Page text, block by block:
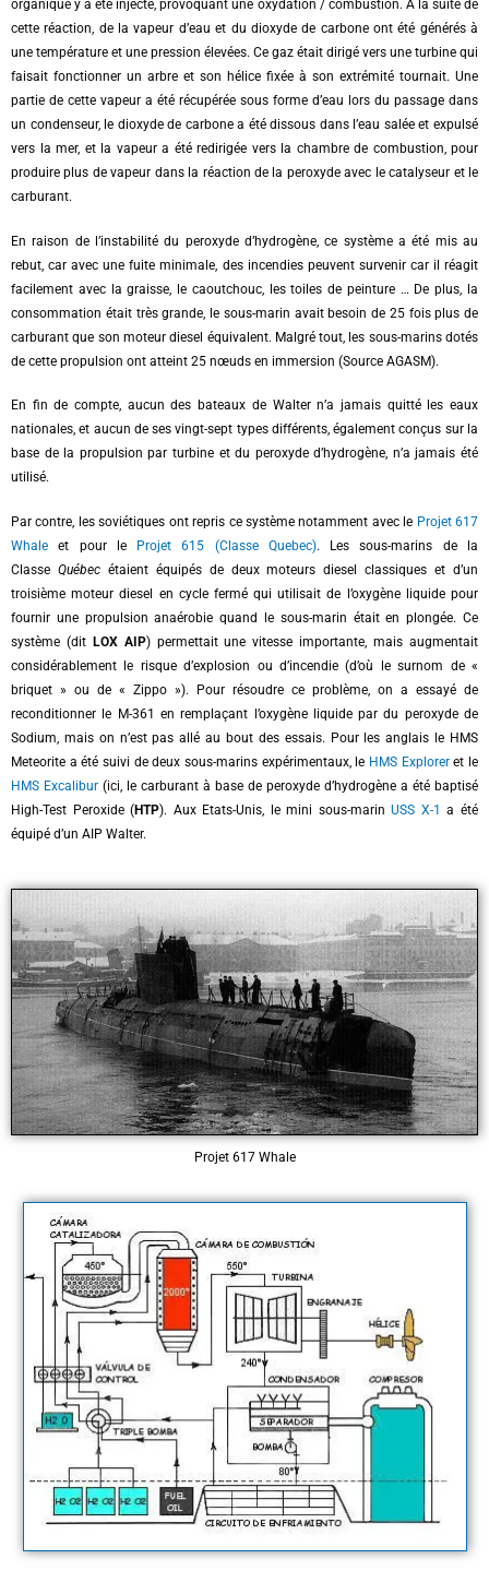
organique y a été injecté, provoquant une oxydation / combustion. À la suite de
cette réaction, de la vapeur d’eau et du dioxyde de carbone ont été générés à
une température et une pression élevées. Ce gaz était dirigé vers une turbine qui
faisait fonctionner un arbre et son hélice fixée à son extrémité tournait. Une
partie de cette vapeur a été récupérée sous forme d’eau lors du passage dans
un condenseur, le dioxyde de carbone a été dissous dans l’eau salée et expulsé
vers la mer, et la vapeur a été redirigée vers la chambre de combustion, pour
produire plus de vapeur dans la réaction de la peroxyde avec le catalyseur et le
carburant.
En raison de l’instabilité du peroxyde d’hydrogène, ce système a été mis au
rebut, car avec une fuite minimale, des incendies peuvent survenir car il réagit
facilement avec la graisse, le caoutchouc, les toiles de peinture … De plus, la
consommation était très grande, le sous-marin avait besoin de 25 fois plus de
carburant que son moteur diesel équivalent. Malgré tout, les sous-marins dotés
de cette propulsion ont atteint 25 nœuds en immersion (Source AGASM).
En fin de compte, aucun des bateaux de Walter n’a jamais quitté les eaux
nationales, et aucun de ses vingt-sept types différents, également conçus sur la
base de la propulsion par turbine et du peroxyde d’hydrogène, n’a jamais été
utilisé.
Par contre, les soviétiques ont repris ce système notamment avec le Projet 617
Whale et pour le Projet 615 (Classe Quebec). Les sous-marins de la
Classe Québecétaient équipés de deux moteurs diesel classiques et d’un
troisième moteur diesel en cycle fermé qui utilisait de l’oxygène liquide pour
fournir une propulsion anaérobie quand le sous-marin était en plongée. Ce
système (dit LOX AIP) permettait une vitesse importante, mais augmentait
considérablement le risque d’explosion ou d’incendie (d’où le surnom de «
briquet » ou de « Zippo »). Pour résoudre ce problème, on a essayé de
reconditionner le M-361 en remplaçant l’oxygène liquide par du peroxyde de
Sodium, mais on n’est pas allé au bout des essais. Pour les anglais le HMS
Meteorite a été suivi de deux sous-marins expérimentaux, le HMS Exploreret le
HMS Excalibur (ici, le carburant à base de peroxyde d’hydrogène a été baptisé
High-Test Peroxide (HTP). Aux Etats-Unis, le mini sous-marinUSS X-1 a été
équipé d’un AIP Walter.
Projet 617 Whale